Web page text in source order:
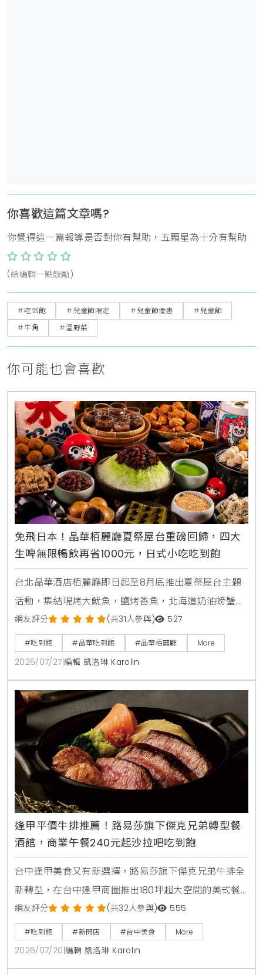
你喜歡這篇文章嗎?
你覺得這一篇報導是否對你有幫助，五顆星為十分有幫助
(給編輯一點鼓勵)
＃吃到飽 ＃兒童節限定 ＃兒童節優惠
＃兒童節
＃牛角
＃溫野菜
你可能也會喜歡
免飛日本！晶華栢麗廳夏祭屋台重磅回歸，四大
生啤無限暢飲再省1000元，日式小吃吃到飽
台北晶華酒店栢麗廳即日起至8月底推出夏祭屋台主題
活動，集結現烤大魷魚，鹽烤香魚，北海道奶油螃蟹燒
及甜蝦鮭魚親子丼等十數款日本街邊美食，搭配日本四
大生啤無限暢飲，下載晶華會APP領取折價券，4人同
行最高可折抵1000元，是暑假聚餐首選。
網友評分 (共31人參與) 527
#吃到飽 #晶華吃到飽 #晶華栢麗廳 More
2026/07/27 編輯 凱洛琳 Karolin
逢甲平價牛排推薦！路易莎旗下傑克兄弟轉型餐
酒館，商業午餐240元起沙拉吧吃到飽
台中逢甲美食又有新選擇，路易莎旗下傑克兄弟牛排全
新轉型，在台中逢甲商圈推出180坪超大空間的美式餐
酒館新店型。主打從早午餐，商業午餐到深夜餐酒全時
段供應，平日點早午餐加49元，晚上週末加99元即享
自助沙拉吧，路易莎咖啡無限續。商業午餐240元起，
更提供現烤披薩，各式烤串與超過100款世界微醺飲
網友評分 (共32人參與) 555
#吃到飽 #新開店 #台中美食 More
2026/07/20 編輯 凱洛琳 Karolin